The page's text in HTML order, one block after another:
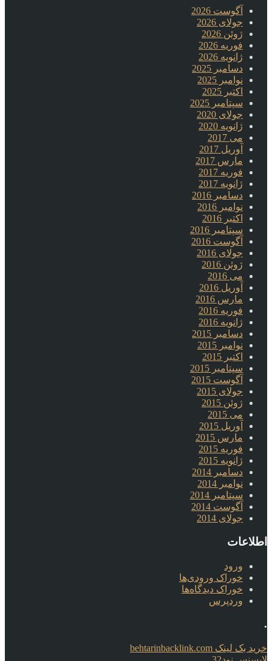
آگوست 2026
جولای 2026
ژوئن 2026
فوریه 2026
ژانویه 2026
دسامبر 2025
نوامبر 2025
اکتبر 2025
سپتامبر 2025
جولای 2020
ژانویه 2020
می 2017
آوریل 2017
مارس 2017
فوریه 2017
ژانویه 2017
دسامبر 2016
نوامبر 2016
اکتبر 2016
سپتامبر 2016
آگوست 2016
جولای 2016
ژوئن 2016
می 2016
آوریل 2016
مارس 2016
فوریه 2016
ژانویه 2016
دسامبر 2015
نوامبر 2015
اکتبر 2015
سپتامبر 2015
آگوست 2015
جولای 2015
ژوئن 2015
می 2015
آوریل 2015
مارس 2015
فوریه 2015
ژانویه 2015
دسامبر 2014
نوامبر 2014
سپتامبر 2014
آگوست 2014
جولای 2014
اطلاعات
ورود
خوراک ورودی‌ها
خوراک دیدگاه‌ها
وردپرس
.
خرید بک لینک behtarinbacklink.com